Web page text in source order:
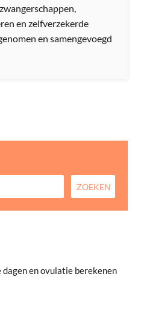
en zelfverzekerde
en samengevoegd
en ovulatie berekenen